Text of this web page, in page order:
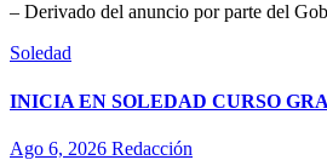
– Derivado del anuncio por parte del
Soledad
INICIA EN SOLEDAD CURSO
Ago 6, 2026 Redacción